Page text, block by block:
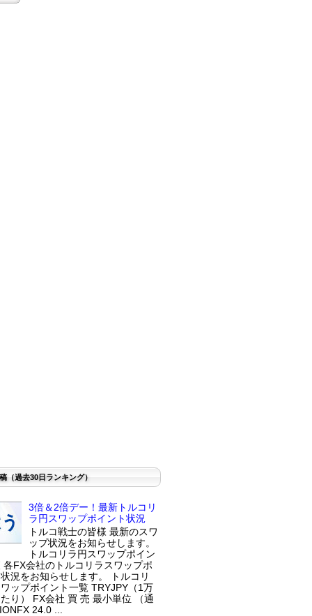
（過去30日ランキング）
3倍＆2倍デー！最新トルコリ
ラ円スワップポイント状況
トルコ戦士の皆様 最新のスワ
ップ状況をお知らせします。
トルコリラ円スワップポイン
各FX会社のトルコリラスワップポ
況をお知らせします。 トルコリ
ップポイント一覧 TRYJPY（1万
り） FX会社 買 売 最小単位 （通
24.0 ...